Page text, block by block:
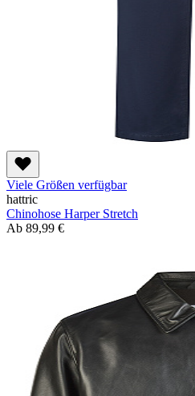
Viele Größen verfügbar
hattric
Chinohose Harper Stretch
Ab 89,99 €